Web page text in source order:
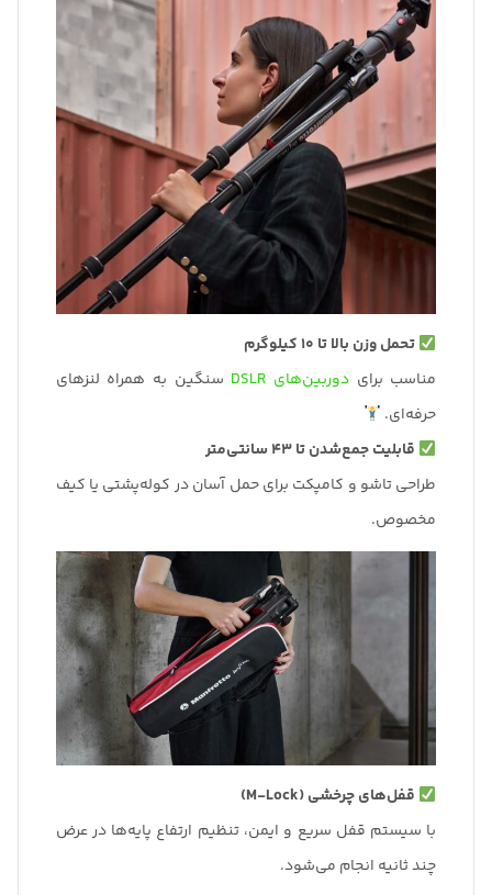
تحمل وزن بالا تا 10 کیلوگرم
مناسب برای دوربین‌های DSLR
سنگین به همراه لنزهای
حرفه‌ای.
قابلیت جمع‌شدن تا 43 سانتی‌متر
طراحی تاشو و کامپکت برای حمل آسان در کوله‌پشتی یا کیف
مخصوص.
قفل‌های چرخشی (M-Lock)
با سیستم قفل سریع و ایمن، تنظیم ارتفاع پایه‌ها در عرض
چند ثانیه انجام می‌شود.